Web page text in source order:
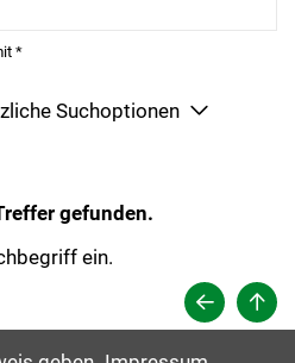
*
Suchoptionen
gefunden.
ein.